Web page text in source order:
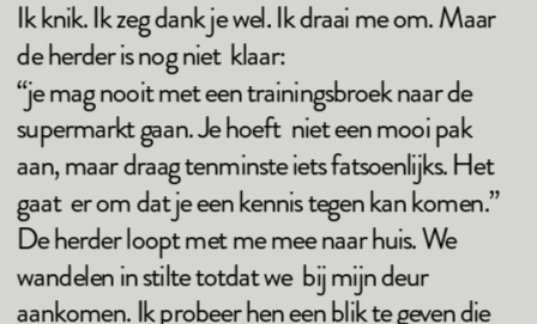
Ik knik. Ik zeg dank je wel. Ik draai me om. Maar
de herder is nog niet  klaar:
“je mag nooit met een trainingsbroek naar de
supermarkt gaan. Je hoeft  niet een mooi pak
aan, maar draag tenminste iets fatsoenlijks. Het
gaat  er om dat je een kennis tegen kan komen.”
De herder loopt met me mee naar huis. We
wandelen in stilte totdat we  bij mijn deur
aankomen. Ik probeer hen een blik te geven die